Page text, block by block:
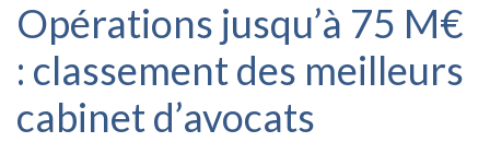
News
Contact
Opérations jusqu’à 75 M€
: classement des meilleurs
cabinet d’avocats